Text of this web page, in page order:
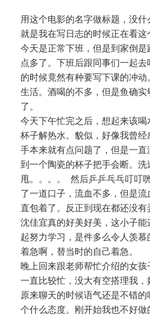
用这个电影的名字做标题，没
就是我在写日志的时候正在看这
今天是正常下班，但是到家倒
点多了。下班后跟同事们一起
的时候竟然有种要写下课的冲
生活。酒喝的不多，但是鱼确
了。
今天下午忙完之后，想起来该
杯子解热水。貌似，好像我曾
手本来就有点问题了，但是一
到一个陶瓷的杯子把手会断。洗
甩。。。。 然后乒乒乓乓叮叮
了一道口子，流血不多，但是
直包着了。反正到现在都还没有
沈佳宜真的好美好美，这小子
起努力学习，是件多么令人羡
着急啊，替当时的自己着急。
晚上回来跟老师帮忙介绍的女
一直比较忙，没大有空搭理我，
原来聊天的时候语气还是不错
个什么态度。刚开始我也不好